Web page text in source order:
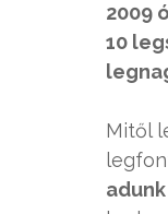
2009
10
Mitől